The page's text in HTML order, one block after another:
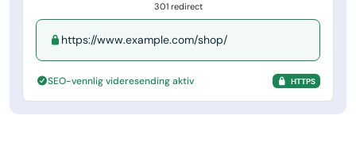
301 redirect
https://www.example.com/shop/
SEO-vennlig videresending aktiv HTTPS